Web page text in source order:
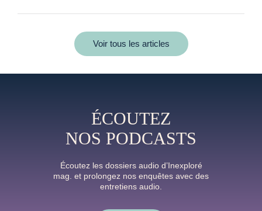
Voir tous les articles
ÉCOUTEZ
NOS PODCASTS
Écoutez les dossiers audio d’Inexploré
mag. et prolongez nos enquêtes avec des
entretiens audio.